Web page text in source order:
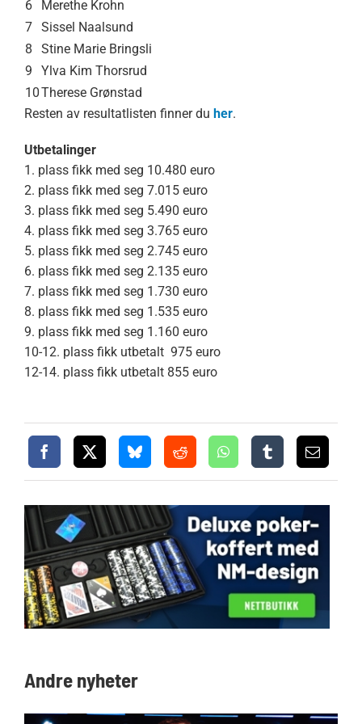
6
Merethe Krohn
7 Sissel Naalsund
8
Stine Marie Bringsli
9
Ylva Kim Thorsrud
10Therese Grønstad
Resten av resultatlisten finner du her.
Utbetalinger
1. plass fikk med seg 10.480 euro
2. plass fikk med seg 7.015 euro
3. plass fikk med seg 5.490 euro
4. plass fikk med seg 3.765 euro
5. plass fikk med seg 2.745 euro
6. plass fikk med seg 2.135 euro
7. plass fikk med seg 1.730 euro
8. plass fikk med seg 1.535 euro
9. plass fikk med seg 1.160 euro
10-12. plass fikk utbetalt 975 euro
12-14. plass fikk utbetalt 855 euro
Andre nyheter